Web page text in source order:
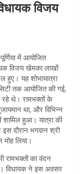
विजय
में आयोजित
विजय खेमका लाखों
हुए। यह शोभायात्रा
तक आयोजित की गई,
रहे थे। रामभक्तों के
था, और विभिन्न
हुआ। यात्रा की
दौरान भगवान श्री
लिया।
रामभक्तों का वंदन
विधायक ने इस अवसर